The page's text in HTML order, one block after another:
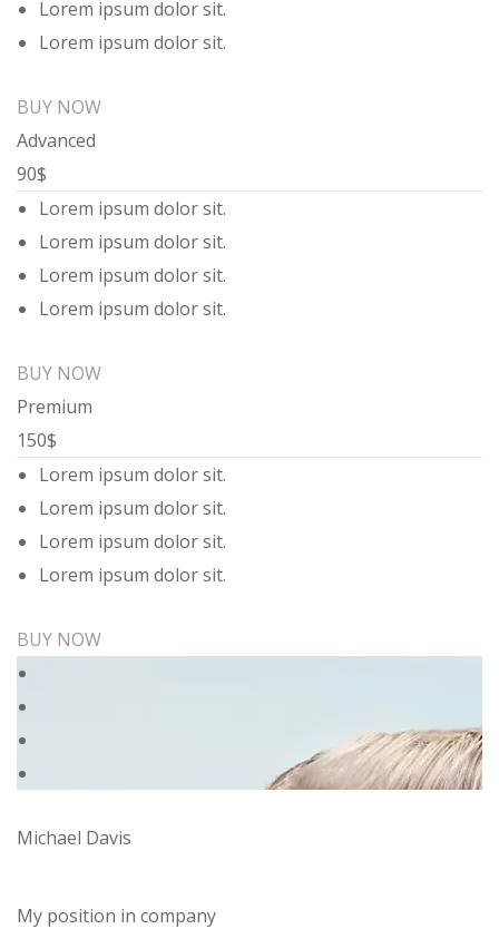
Lorem ipsum dolor sit.
Lorem ipsum dolor sit.
BUY NOW
Advanced
90$
Lorem ipsum dolor sit.
Lorem ipsum dolor sit.
Lorem ipsum dolor sit.
Lorem ipsum dolor sit.
BUY NOW
Premium
150$
Lorem ipsum dolor sit.
Lorem ipsum dolor sit.
Lorem ipsum dolor sit.
Lorem ipsum dolor sit.
BUY NOW
Michael Davis
My position in company